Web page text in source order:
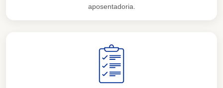
aposentadoria.